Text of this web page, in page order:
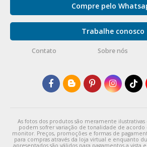
Compre pelo
Trabalhe conosco
Contato Sobre nós
As fotos dos produtos são meramente ilustrativas
podem sofrer variação de tonalidade de acordo
monitor. Preços, promoções e formas de
para compras através da loja virtual e enquanto
apresentados são válidos para pagamentos a vista